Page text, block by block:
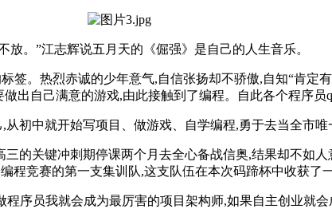
。”江志辉说五月天的《倔强》是自己的人生音乐。
签。热烈赤诚的少年意气,自信张扬却不骄傲,自知“肯定
出自己满意的游戏,由此接触到了编程。自此各个程序员
初中就开始写项目、做游戏、自学编程,勇于去当全市唯
的关键冲刺期停课两个月去全心备战信奥,结果却不如
竞赛的第一支集训队,这支队伍在本次码蹄杯中收获了
序员我就会成为最厉害的项目架构师,如果自主创业就